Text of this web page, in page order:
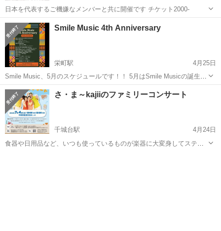
日本を代表するご機嫌なメンバーと共に開催です チケット2000-
千葉 千葉市
Smile Music 4th Anniversary
栄町駅
4月25日
Smile Music、5月のスケジュールです！！ 5月はSmile Musicの誕生日
です✨️ ⁡ 皆様のおかげで、4年間走り抜ける事が出来ました。 本当に、
いつもありがとうございます✨️ 今年は、周年月間！！ もう、、...
千葉 千葉市 栄町駅 コンサート/ショー
さ・ま～kajiiのファミリーコンサート
千城台駅
4月24日
食器や日用品など、いつも使っているものが楽器に大変身してステー